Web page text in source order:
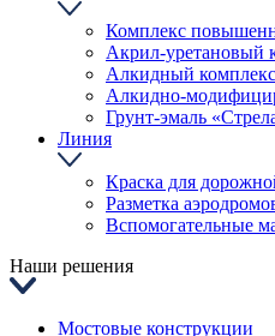
Комплекс
Акрил-
Алкидный
Алкидно-
Грунт-эмаль
Линия
Краска для
Разметка
Вспомогательные
Наши решения
Мостовые конструкции